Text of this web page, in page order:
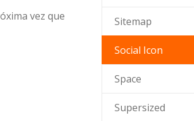
vez que
Sitemap
Social Icon
Space
Supersized